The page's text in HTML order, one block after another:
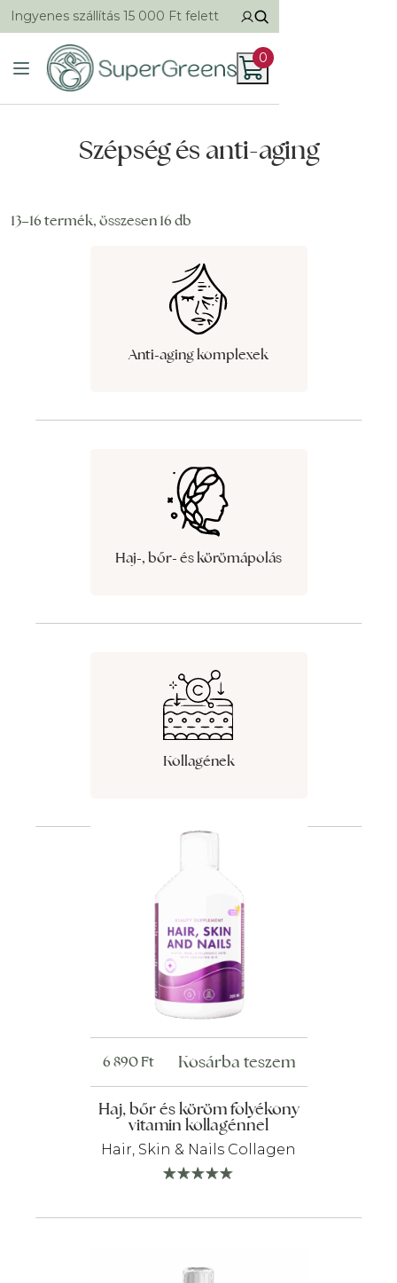
Ingyenes szállítás 15 000 Ft felett
0
Szépség és anti-aging
13–16 termék, összesen 16 db
Anti-aging komplexek
Haj-, bőr- és körömápolás
Kollagének
Haj, bőr és köröm folyékony
vitamin kollagénnel
Hair, Skin & Nails Collagen
6 890Ft Kosárba teszem